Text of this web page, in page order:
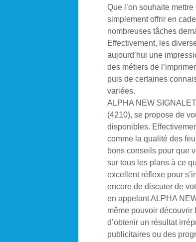
Que l’on souhaite
simplement offrir en
nombreuses tâches
Effectivement, les
aujourd’hui une
des métiers de
puis de certaines
variées.
ALPHA NEW
(4210), se propose de
disponibles.
comme la qualité des
bons conseils pour que
sur tous les plans à ce
excellent réflexe pour
encore de discuter de
en appelant ALPHA
même pouvoir découvrir
d’obtenir un résultat
publicitaires ou des